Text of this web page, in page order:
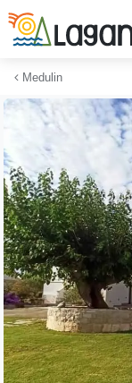
Przejdź do głównej
Medulin